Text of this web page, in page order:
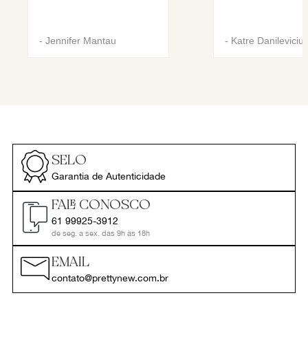
- Jennifer Mantau - Katre Danilevicius
SELO
Garantia de Autenticidade
FALE CONOSCO
61 99925-3912
de seg. a sex. das 9h às 18h
EMAIL
contato@prettynew.com.br